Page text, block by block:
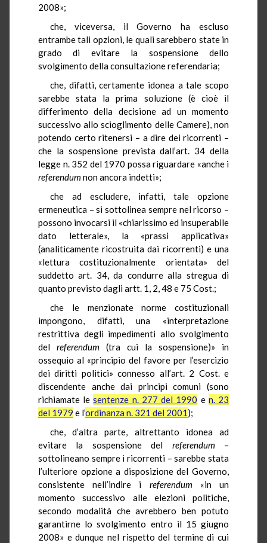
2008»;
che, viceversa, il Governo ha escluso
entrambe tali opzioni, le quali sarebbero state in
grado di evitare la sospensione dello
svolgimento della consultazione referendaria;
che, difatti, certamente idonea a tale scopo
sarebbe stata la prima soluzione (è cioè il
differimento della decisione ad un momento
successivo allo scioglimento delle Camere), non
potendo certo ritenersi – a dire dei ricorrenti –
che la sospensione prevista dall’art. 34 della
legge n. 352 del 1970 possa riguardare «anche i
referendum non ancora indetti»;
che ad escludere, infatti, tale opzione
ermeneutica – si sottolinea sempre nel ricorso –
possono invocarsi il «chiarissimo ed insuperabile
dato letterale», la «prassi applicativa»
(analiticamente ricostruita dai ricorrenti) e una
«lettura costituzionalmente orientata» del
suddetto art. 34, da condurre alla stregua di
quanto previsto dagli artt. 1, 2, 48 e 75 Cost.;
che le menzionate norme costituzionali
impongono, difatti, una «interpretazione
restrittiva degli impedimenti allo svolgimento
del referendum (tra cui la sospensione)» in
ossequio al «principio del favore per l’esercizio
dei diritti politici» connesso all’art. 2 Cost. e
discendente anche dai principi comuni (sono
richiamate lesentenze n. 277 del 1990 e n. 23
del 1979 e l’ordinanza n. 321 del 2001);
che, d’altra parte, altrettanto idonea ad
evitare la sospensione del referendum –
sottolineano sempre i ricorrenti – sarebbe stata
l’ulteriore opzione a disposizione del Governo,
consistente nell’indire i referendum «in un
momento successivo alle elezioni politiche,
secondo modalità che avrebbero ben potuto
garantirne lo svolgimento entro il 15 giugno
2008» e dunque nel rispetto del termine di cui